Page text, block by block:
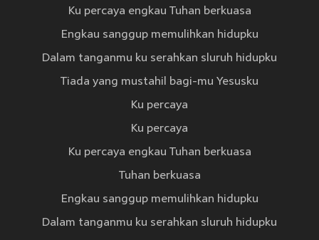
Ku percaya engkau Tuhan berkuasa
Engkau sanggup memulihkan hidupku
Dalam tanganmu ku serahkan sluruh hidupku
Tiada yang mustahil bagi-mu Yesusku
Ku percaya
Ku percaya
Ku percaya engkau Tuhan berkuasa
Tuhan berkuasa
Engkau sanggup memulihkan hidupku
Dalam tanganmu ku serahkan sluruh hidupku